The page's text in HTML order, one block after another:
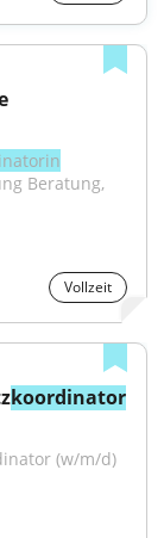
Beratung,
Vollzeit
koordinator
(w/m/d)